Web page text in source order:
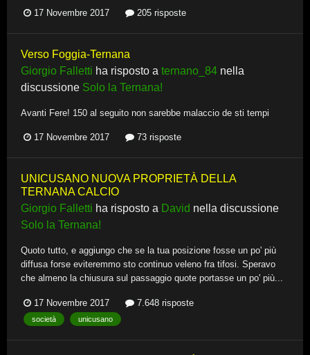
17 Novembre 2017 205 risposte
Verso Foggia-Ternana
Giorgio Falletti ha risposto a ternano_84 nella
discussione Solo la Ternana!
Avanti Fere! 150 al seguito non sarebbe malaccio de sti tempi
17 Novembre 2017 73 risposte
UNICUSANO NUOVA PROPRIETÀ DELLA
TERNANA CALCIO
Giorgio Falletti ha risposto a David nella discussione
Solo la Ternana!
Quoto tutto, e aggiungo che se la tua posizione fosse un po' più
diffusa forse eviteremmo sto continuo veleno fra tifosi. Speravo
che almeno la chiusura sul passaggio quote portasse un po' più...
17 Novembre 2017 7.648 risposte
società unicusano